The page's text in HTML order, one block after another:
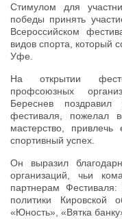
Стимулом для
победы принять
Всероссийском
видов спорта, который
Уфе.
На открытии
профсоюзных
Береснев
фестиваля, пожелал
мастерство,
спортивный успех.
Он выразил
организаций, чьи
партнерам
политики Кировской
«Юность», «Вятка